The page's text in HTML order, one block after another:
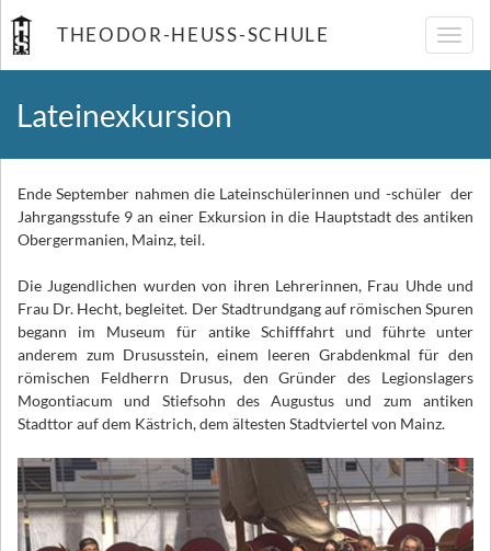
THEODOR-HEUSS-SCHULE
Lateinexkursion
Ende September nahmen die Lateinschülerinnen und -schüler der
Jahrgangsstufe 9 an einer Exkursion in die Hauptstadt des antiken
Obergermanien, Mainz, teil.
Die Jugendlichen wurden von ihren Lehrerinnen, Frau Uhde und
Frau Dr. Hecht, begleitet. Der Stadtrundgang auf römischen Spuren
begann im Museum für antike Schifffahrt und führte unter
anderem zum Drususstein, einem leeren Grabdenkmal für den
römischen Feldherrn Drusus, den Gründer des Legionslagers
Mogontiacum und Stiefsohn des Augustus und zum antiken
Stadttor auf dem Kästrich, dem ältesten Stadtviertel von Mainz.